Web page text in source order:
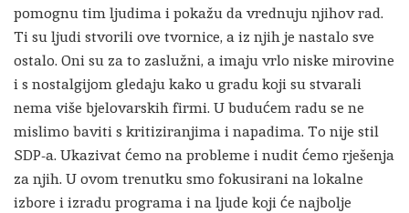
pomognu tim ljudima i pokažu da vrednuju njihov rad.
Ti su ljudi stvorili ove tvornice, a iz njih je nastalo sve
ostalo. Oni su za to zaslužni, a imaju vrlo niske mirovine
i s nostalgijom gledaju kako u gradu koji su stvarali
nema više bjelovarskih firmi. U budućem radu se ne
mislimo baviti s kritiziranjima i napadima. To nije stil
SDP-a. Ukazivat ćemo na probleme i nudit ćemo rješenja
za njih. U ovom trenutku smo fokusirani na lokalne
izbore i izradu programa i na ljude koji će najbolje